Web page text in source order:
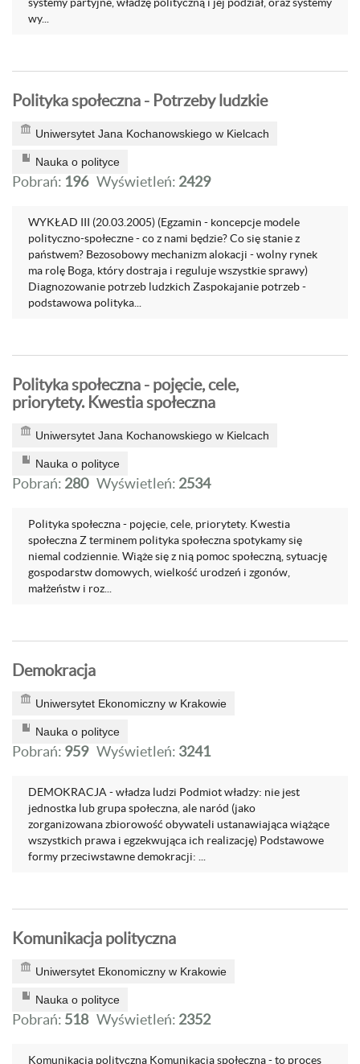
wy...
Polityka społeczna - Potrzeby ludzkie
Uniwersytet Jana Kochanowskiego w Kielcach
Nauka o polityce
Pobrań: 196 Wyświetleń: 2429
WYKŁAD III (20.03.2005) (Egzamin - koncepcje modele
polityczno-społeczne - co z nami będzie? Co się stanie z
państwem? Bezosobowy mechanizm alokacji - wolny rynek
ma rolę Boga, który dostraja i reguluje wszystkie sprawy)
Diagnozowanie potrzeb ludzkich Zaspokajanie potrzeb -
podstawowa polityka...
Polityka społeczna - pojęcie, cele,
priorytety. Kwestia społeczna
Uniwersytet Jana Kochanowskiego w Kielcach
Nauka o polityce
Pobrań: 280 Wyświetleń: 2534
Polityka społeczna - pojęcie, cele, priorytety. Kwestia
społeczna Z terminem polityka społeczna spotykamy się
niemal codziennie. Wiąże się z nią pomoc społeczną, sytuację
gospodarstw domowych, wielkość urodzeń i zgonów,
małżeństw i roz...
Demokracja
Uniwersytet Ekonomiczny w Krakowie
Nauka o polityce
Pobrań: 959 Wyświetleń: 3241
DEMOKRACJA - władza ludzi Podmiot władzy: nie jest
jednostka lub grupa społeczna, ale naród (jako
zorganizowana zbiorowość obywateli ustanawiająca wiążące
wszystkich prawa i egzekwująca ich realizację) Podstawowe
formy przeciwstawne demokracji: ...
Komunikacja polityczna
Uniwersytet Ekonomiczny w Krakowie
Nauka o polityce
Pobrań: 518 Wyświetleń: 2352
Komunikacja polityczna Komunikacja społeczna - to proces